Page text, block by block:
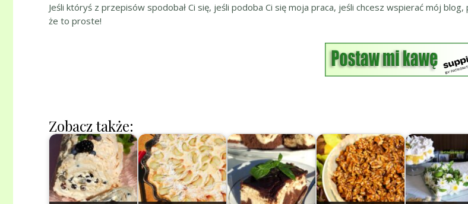
Jeśli któryś z przepisów spodobał Ci się, jeśli podoba Ci się moja praca, jeśli chcesz wspierać mój
że to proste!
Zobacz także: